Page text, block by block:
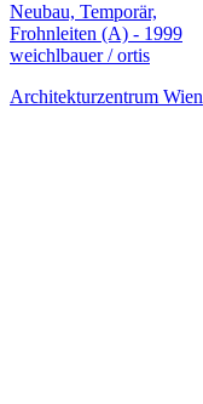
Neubau, Temporär,
Frohnleiten (A) - 1999
weichlbauer / ortis
Architekturzentrum Wien